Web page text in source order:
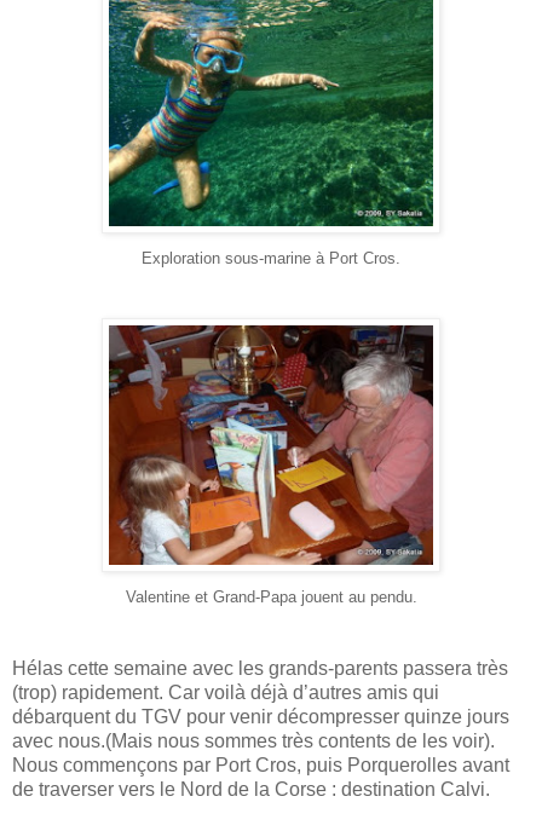
Exploration sous-marine à Port Cros.
Valentine et Grand-Papa jouent au pendu.
Hélas cette semaine avec les grands-parents passera très
(trop) rapidement. Car voilà déjà d’autres amis qui
débarquent du TGV pour venir décompresser quinze jours
avec nous.(Mais nous sommes très contents de les voir).
Nous commençons par Port Cros, puis Porquerolles avant
de traverser vers le Nord de la Corse : destination Calvi.